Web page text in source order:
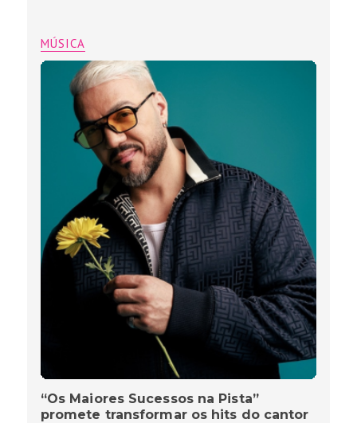
MÚSICA
“Os Maiores Sucessos na Pista”
promete transformar os hits do cantor